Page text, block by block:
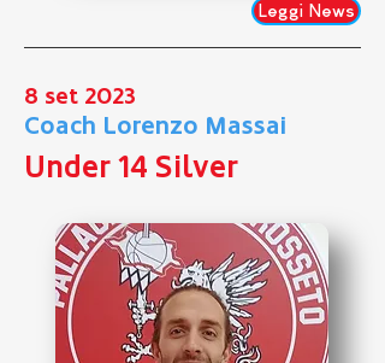
Leggi News
8 set 2023
Coach Lorenzo Massai
Under 14 Silver